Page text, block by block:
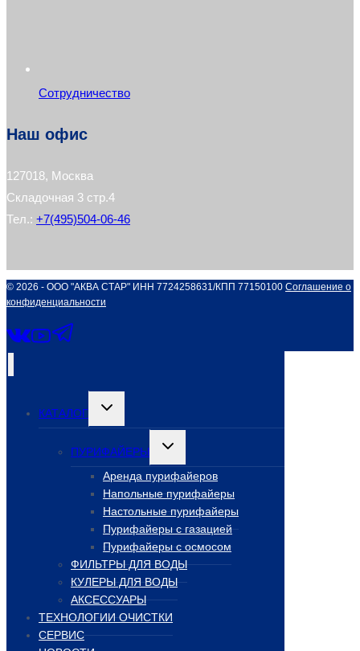
Сотрудничество
Наш офис
127018, Москва
Складочная 3 стр.4
Тел.: +7(495)504-06-46
© 2026 - ООО "АКВА СТАР" ИНН 7724258631/КПП 77150100 Соглашение о
конфиденциальности
КАТАЛОГ
Переключить
меню
ПУРИФАЙЕРЫ
Переключить
меню
Аренда пурифайеров
Напольные пурифайеры
Настольные пурифайеры
Пурифайеры с газацией
Пурифайеры с осмосом
ФИЛЬТРЫ ДЛЯ ВОДЫ
КУЛЕРЫ ДЛЯ ВОДЫ
АКСЕССУАРЫ
ТЕХНОЛОГИИ ОЧИСТКИ
СЕРВИС